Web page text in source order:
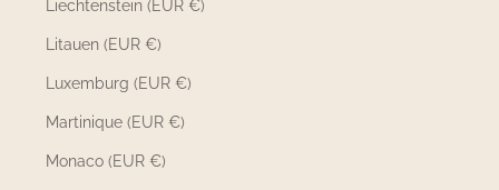
Liechtenstein (EUR €)
Litauen (EUR €)
Luxemburg (EUR €)
Martinique (EUR €)
Monaco (EUR €)